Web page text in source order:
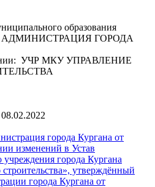
образования
ГОРОДА
УЧР МКУ УПРАВЛЕНИЕ
города Кургана от
изменений в Устав
города Кургана
утверждённый
города Кургана от